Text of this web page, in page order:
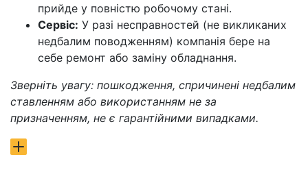
прийде у повністю робочому стані.
Сервіс: У разі несправностей (не викликаних
недбалим поводженням) компанія бере на
себе ремонт або заміну обладнання.
Зверніть увагу: пошкодження, спричинені недбалим
ставленням або використанням не за
призначенням, не є гарантійними випадками.